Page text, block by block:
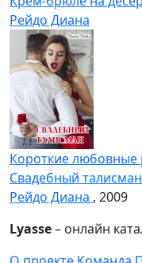
Рейдо Диана
Короткие
Свадебный талисман
Рейдо Диана , 2009
Lyasse– онлайн